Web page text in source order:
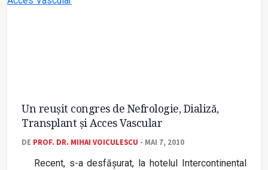
Un reuşit congres de Nefrologie, Dializă,
Transplant şi Acces Vascular
DE PROF. DR. MIHAI VOICULESCU - MAI 7, 2010
Recent, s-a desfăşurat, la hotelul Intercontinental